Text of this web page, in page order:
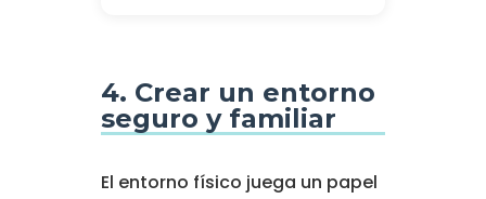
4. Crear un entorno
seguro y familiar
El entorno físico juega un papel